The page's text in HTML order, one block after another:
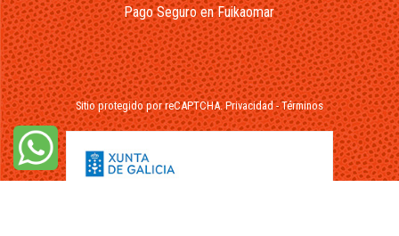
Pago Seguro en Fuikaomar
Sitio protegido por reCAPTCHA.Privacidad-Términos